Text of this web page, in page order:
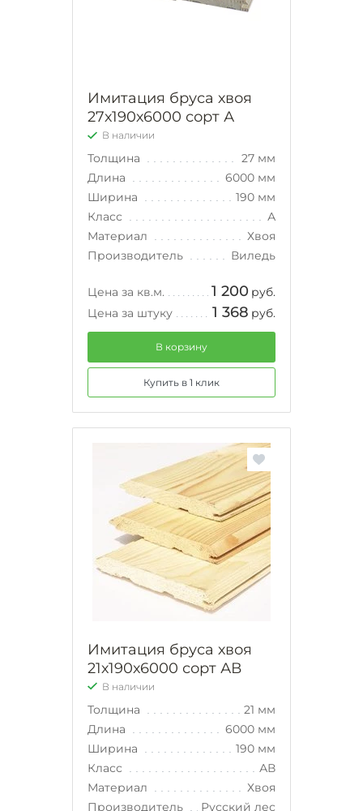
Имитация бруса хвоя
27х190х6000 сорт А
В наличии
Толщина
27 мм
Длина
6000 мм
Ширина
190 мм
Класс
А
Материал
Хвоя
Производитель
Виледь
Цена за кв.м. 1 200 руб.
Цена за штуку
1 368 руб.
В корзину
Купить в 1 клик
Имитация бруса хвоя
21х190х6000 сорт АВ
В наличии
Толщина
21 мм
Длина
6000 мм
Ширина
190 мм
Класс
АВ
Материал
Хвоя
Производитель
Русский лес